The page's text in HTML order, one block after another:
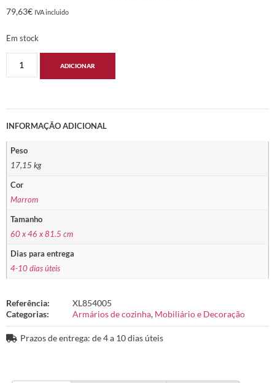
79,63€ IVA incluido
Em stock
ADICIONAR
INFORMAÇÃO ADICIONAL
Peso
17,15 kg
Cor
Marrom
Tamanho
60 x 46 x 81.5 cm
Dias para entrega
4-10 dias úteis
Referência:
XL854005
Categorias:
Armários de cozinha, Mobiliário e Decoração
Prazos de entrega: de 4 a 10 dias úteis